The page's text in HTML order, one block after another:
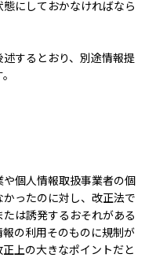
にしておかなければなら
するとおり、別途情報提
個人情報取扱事業者の個
ったのに対し、改正法で
は誘発するおそれがある
の利用そのものに規制が
上の大きなポイントだと